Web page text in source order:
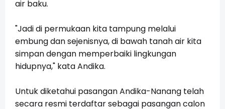
air baku.
"Jadi di permukaan kita tampung melalui
embung dan sejenisnya, di bawah tanah air kita
simpan dengan memperbaiki lingkungan
hidupnya," kata Andika.
Untuk diketahui pasangan Andika-Nanang telah
secara resmi terdaftar sebagai pasangan calon